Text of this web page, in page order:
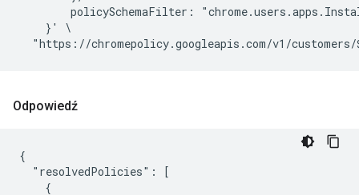
policySchemaFilter:
    }' \
Odpowiedź
{
  "resolvedPolicies": [
    {